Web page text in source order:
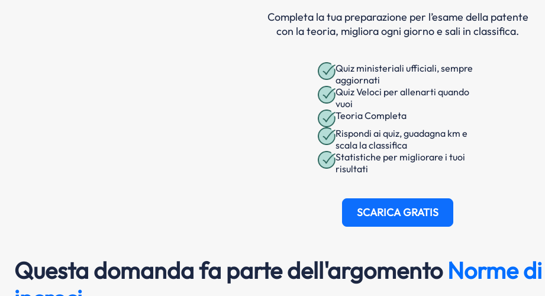
Completa la tua preparazione per l’esame della patente
con la teoria, migliora ogni giorno e sali in classifica.
Quiz ministeriali ufficiali, sempre
aggiornati
Quiz Veloci per allenarti quando
vuoi
Teoria Completa
Rispondi ai quiz, guadagna km e
scala la classifica
Statistiche per migliorare i tuoi
risultati
SCARICA GRATIS
Questa domanda fa parte dell'argomento Norme